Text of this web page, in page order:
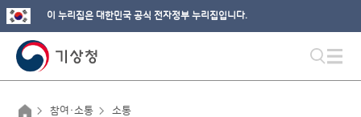
이 누리집은 대한민국 공식 전자정부 누리집입니다.
참여·소통 소통